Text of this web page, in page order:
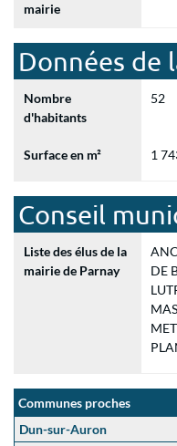
mairie
Données de
Nombre
d'habitants
52
Surface en m² 1
Conseil
Liste des élus de la
mairie de Parnay
DE
Communes proches
Dun-sur-Auron